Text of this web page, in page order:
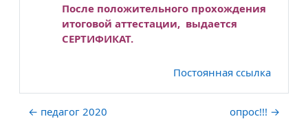
После положительного прохождения
итоговой аттестации, выдается
СЕРТИФИКАТ.
Постоянная ссылка
← педагог 2020 опрос!!! →